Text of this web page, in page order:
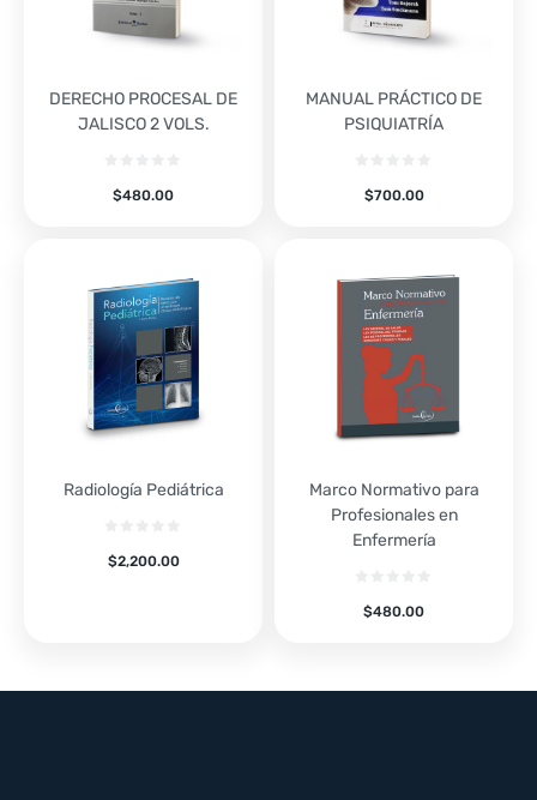
DERECHO PROCESAL DE
JALISCO 2 VOLS.
$480.00
MANUAL PRÁCTICO DE
PSIQUIATRÍA
$700.00
Radiología Pediátrica
$2,200.00
Marco Normativo para
Profesionales en
Enfermería
$480.00